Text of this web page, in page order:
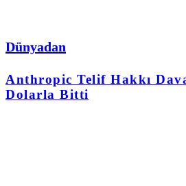
Dünyadan
Anthropic Telif Hakkı
Dolarla Bitti